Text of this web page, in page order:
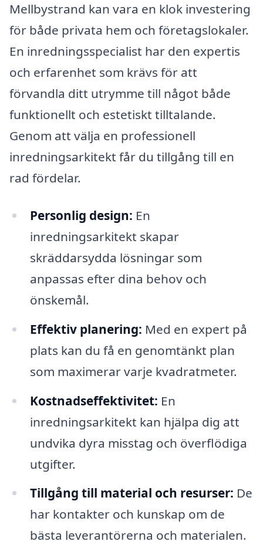
Mellbystrand kan vara en klok investering
för både privata hem och företagslokaler.
En inredningsspecialist har den expertis
och erfarenhet som krävs för att
förvandla ditt utrymme till något både
funktionellt och estetiskt tilltalande.
Genom att välja en professionell
inredningsarkitekt får du tillgång till en
rad fördelar.
Personlig design: En
inredningsarkitekt skapar
skräddarsydda lösningar som
anpassas efter dina behov och
önskemål.
Effektiv planering: Med en expert på
plats kan du få en genomtänkt plan
som maximerar varje kvadratmeter.
Kostnadseffektivitet: En
inredningsarkitekt kan hjälpa dig att
undvika dyra misstag och överflödiga
utgifter.
Tillgång till material och resurser: De
har kontakter och kunskap om de
bästa leverantörerna och materialen.